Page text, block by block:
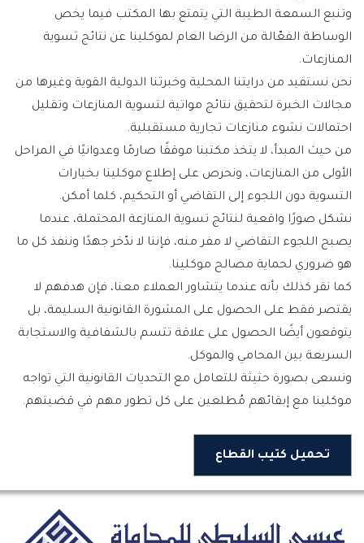
وتنبع السمعة الطيبة التي يتمتع بها المكتب فيما يخص
الوساطة الفعّالة من الرضا العام لموكلينا عن نتائج تسوية
المنازعات.
نحن نستفيد من درايتنا المحلية وخبرتنا الدولية القوية وغيرها من
مجالات الخبرة لتحقيق نتائج مواتية لتسوية المنازعات وتقليل
احتمالات نشوء منازعات تجارية مستقبلية.
من حيث المبدأ، لا يتخذ مكتبنا موقفًا صارمًا وعدوانيًا في المراحل
الأولى من المنازعات، ونحرص على إطلاع موكلينا بخيارات
التسوية دون اللجوء إلى التقاضي أو التحكيم، كلما أمكن.
نشكل صورًا واقعية لنتائج تسوية المنازعة المحتملة، عندما
يصبح اللجوء التقاضي لا مفر منه، فإننا لا ندّخر جهدًا وننفذ كل ما
هو ضروري لحماية مصالح موكلينا.
كما نقر كذلك بأنه عندما يتشاور العملاء معنا، فإن هدفهم لا
يقتصر فقط على الحصول على المشورة القانونية السليمة، بل
يتوقعون أيضًا الحصول على علاقة تتسم بالشفافية والاستجابة
السريعة بين المحامي والموكل.
ونسعى بصورة حثيثة للتعامل مع التحديات القانونية التي تواجه
موكلينا مع إبقائهم مُطلعين على كل تطور مهم في قضيتهم.
تحميل كتيب القطاع